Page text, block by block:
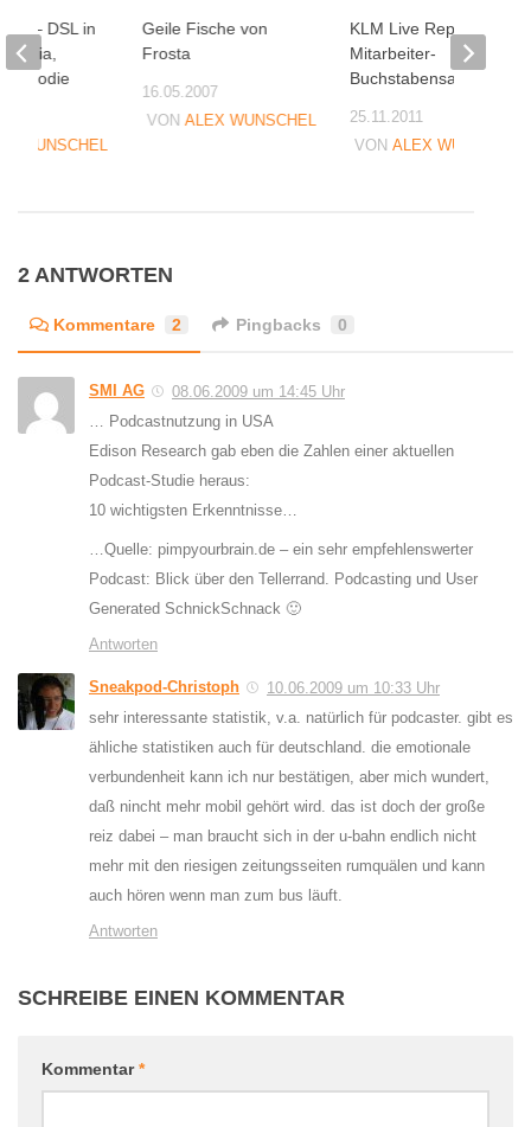
Geile Fische von
Frosta
16.05.2007
VON ALEX WUNSCHEL
KLM Live Reply: Ein
Mitarbeiter-
Buchstabensalat
25.11.2011
VONALEX WUNSCHEL
– DSL in
Parodie
WUNSCHEL
2 ANTWORTEN
Kommentare 2 Pingbacks 0
SMI AG
08.06.2009 um 14:45 Uhr
… Podcastnutzung in USA
Edison Research gab eben die Zahlen einer aktuellen
Podcast-Studie heraus:
10 wichtigsten Erkenntnisse…
…Quelle: pimpyourbrain.de – ein sehr empfehlenswerter
Podcast: Blick über den Tellerrand. Podcasting und User
Generated SchnickSchnack 🙂
Antworten
Sneakpod-Christoph
10.06.2009 um 10:33 Uhr
sehr interessante statistik, v.a. natürlich für podcaster. gibt es
ähliche statistiken auch für deutschland. die emotionale
verbundenheit kann ich nur bestätigen, aber mich wundert,
daß nincht mehr mobil gehört wird. das ist doch der große
reiz dabei – man braucht sich in der u-bahn endlich nicht
mehr mit den riesigen zeitungsseiten rumquälen und kann
auch hören wenn man zum bus läuft.
Antworten
SCHREIBE EINEN KOMMENTAR
Kommentar*